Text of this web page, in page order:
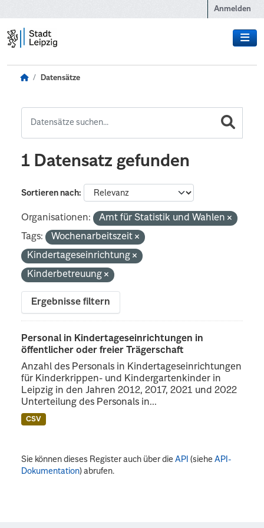
Anmelden
Datensätze
1 Datensatz gefunden
Sortieren nach
Organisationen:
Amt für Statistik und Wahlen
Tags:
Wochenarbeitszeit
Kindertageseinrichtung
Kinderbetreuung
Ergebnisse filtern
Personal in Kindertageseinrichtungen in
öffentlicher oder freier Trägerschaft
Anzahl des Personals in Kindertageseinrichtungen
für Kinderkrippen- und Kindergartenkinder in
Leipzig in den Jahren 2012, 2017, 2021 und 2022
Unterteilung des Personals in...
CSV
Sie können dieses Register auch über dieAPI (sieheAPI-
Dokumentation) abrufen.